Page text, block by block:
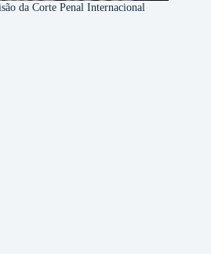
da Corte Penal Internacional